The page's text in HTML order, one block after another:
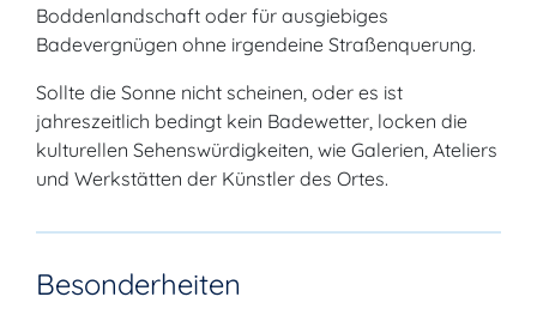
Boddenlandschaft oder für ausgiebiges
Badevergnügen ohne irgendeine Straßenquerung.
Sollte die Sonne nicht scheinen, oder es ist
jahreszeitlich bedingt kein Badewetter, locken die
kulturellen Sehenswürdigkeiten, wie Galerien, Ateliers
und Werkstätten der Künstler des Ortes.
Besonderheiten